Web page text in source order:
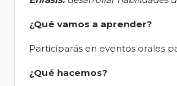
¿Qué vamos a aprender?
Participarás en eventos orales
¿Qué hacemos?